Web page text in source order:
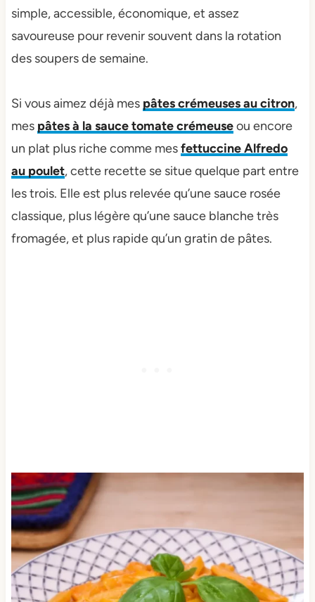
simple, accessible, économique, et assez
savoureuse pour revenir souvent dans la rotation
des soupers de semaine.
Si vous aimez déjà mes pâtes crémeuses au citron,
mes pâtes à la sauce tomate crémeuseou encore
un plat plus riche comme mesfettuccine Alfredo
au poulet, cette recette se situe quelque part entre
les trois. Elle est plus relevée qu’une sauce rosée
classique, plus légère qu’une sauce blanche très
fromagée, et plus rapide qu’un gratin de pâtes.